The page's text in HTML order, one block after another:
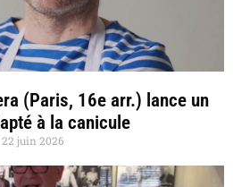
(Paris, 16e arr.) lance un
à la canicule
22 juin 2026